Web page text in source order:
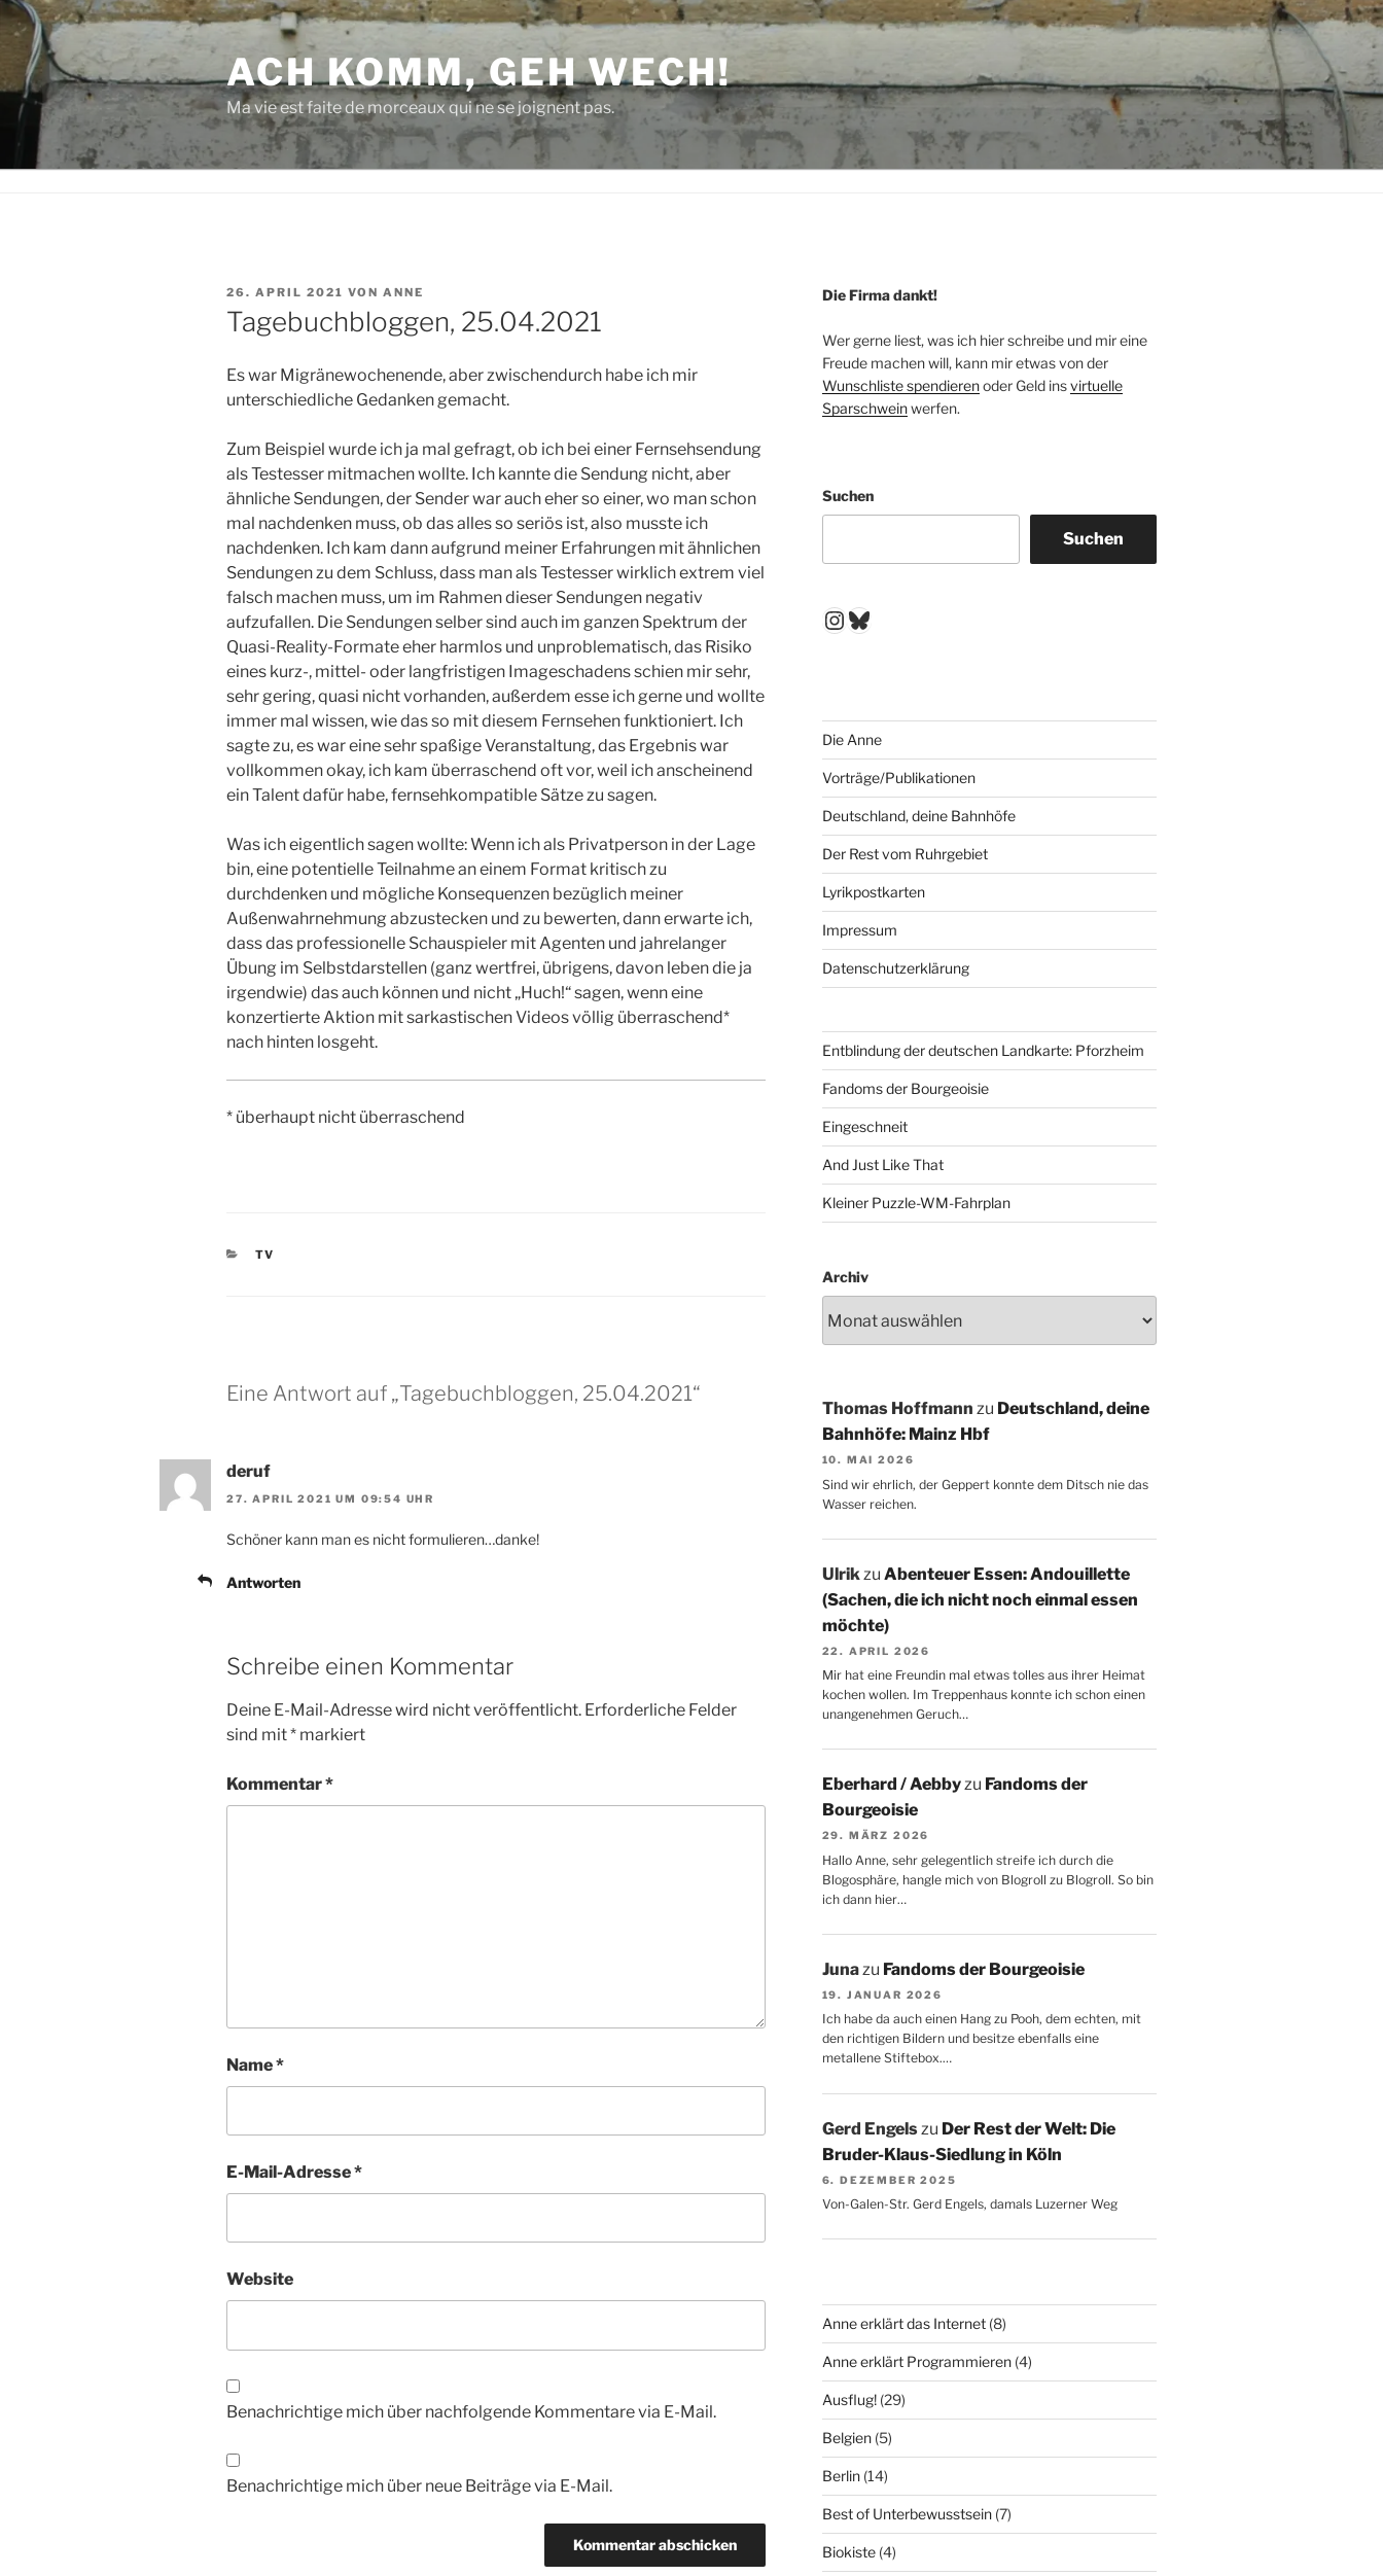
Zum
Inhalt
springen
ACH KOMM, GEH WECH!
Ma vie est faite de morceaux qui ne se joignent pas.
VERÖFFENTLICHT
AM
26. APRIL 2021 VON ANNE
Tagebuchbloggen, 25.04.2021
Es war Migränewochenende, aber zwischendurch habe ich mir
unterschiedliche Gedanken gemacht.
Zum Beispiel wurde ich ja mal gefragt, ob ich bei einer Fernsehsendung
als Testesser mitmachen wollte. Ich kannte die Sendung nicht, aber
ähnliche Sendungen, der Sender war auch eher so einer, wo man schon
mal nachdenken muss, ob das alles so seriös ist, also musste ich
nachdenken. Ich kam dann aufgrund meiner Erfahrungen mit ähnlichen
Sendungen zu dem Schluss, dass man als Testesser wirklich extrem viel
falsch machen muss, um im Rahmen dieser Sendungen negativ
aufzufallen. Die Sendungen selber sind auch im ganzen Spektrum der
Quasi-Reality-Formate eher harmlos und unproblematisch, das Risiko
eines kurz-, mittel- oder langfristigen Imageschadens schien mir sehr,
sehr gering, quasi nicht vorhanden, außerdem esse ich gerne und wollte
immer mal wissen, wie das so mit diesem Fernsehen funktioniert. Ich
sagte zu, es war eine sehr spaßige Veranstaltung, das Ergebnis war
vollkommen okay, ich kam überraschend oft vor, weil ich anscheinend
ein Talent dafür habe, fernsehkompatible Sätze zu sagen.
Was ich eigentlich sagen wollte: Wenn ich als Privatperson in der Lage
bin, eine potentielle Teilnahme an einem Format kritisch zu
durchdenken und mögliche Konsequenzen bezüglich meiner
Außenwahrnehmung abzustecken und zu bewerten, dann erwarte ich,
dass das professionelle Schauspieler mit Agenten und jahrelanger
Übung im Selbstdarstellen (ganz wertfrei, übrigens, davon leben die ja
irgendwie) das auch können und nicht „Huch!“ sagen, wenn eine
konzertierte Aktion mit sarkastischen Videos völlig überraschend*
nach hinten losgeht.
* überhaupt nicht überraschend
KATEGORIEN
TV
Eine Antwort auf „Tagebuchbloggen, 25.04.2021“
deruf
27. APRIL 2021 UM 09:54 UHR
Schöner kann man es nicht formulieren…danke!
Antworten
Schreibe einen Kommentar
Deine E-Mail-Adresse wird nicht veröffentlicht. Erforderliche Felder
sind mit* markiert
Kommentar*
Name*
E-Mail-Adresse*
Website
Benachrichtige mich über nachfolgende Kommentare via E-Mail.
Benachrichtige mich über neue Beiträge via E-Mail.
Die Firma dankt!
Wer gerne liest, was ich hier schreibe und mir eine
Freude machen will, kann mir etwas von der
Wunschliste spendierenoder Geld insvirtuelle
Sparschweinwerfen.
Suchen
Suchen
Instagram
Bluesky
Die Anne
Vorträge/Publikationen
Deutschland, deine Bahnhöfe
Der Rest vom Ruhrgebiet
Lyrikpostkarten
Impressum
Datenschutzerklärung
Entblindung der deutschen Landkarte: Pforzheim
Fandoms der Bourgeoisie
Eingeschneit
And Just Like That
Kleiner Puzzle-WM-Fahrplan
Archiv
Thomas Hoffmann zu Deutschland, deine
Bahnhöfe: Mainz Hbf
10. MAI 2026
Sind wir ehrlich, der Geppert konnte dem Ditsch nie das
Wasser reichen.
Ulrikzu Abenteuer Essen: Andouillette
(Sachen, die ich nicht noch einmal essen
möchte)
22. APRIL 2026
Mir hat eine Freundin mal etwas tolles aus ihrer Heimat
kochen wollen. Im Treppenhaus konnte ich schon einen
unangenehmen Geruch…
Eberhard / Aebbyzu Fandoms der
Bourgeoisie
29. MÄRZ 2026
Hallo Anne, sehr gelegentlich streife ich durch die
Blogosphäre, hangle mich von Blogroll zu Blogroll. So bin
ich dann hier…
Junazu Fandoms der Bourgeoisie
19. JANUAR 2026
Ich habe da auch einen Hang zu Pooh, dem echten, mit
den richtigen Bildern und besitze ebenfalls eine
metallene Stiftebox.…
Gerd Engelszu Der Rest der Welt: Die
Bruder-Klaus-Siedlung in Köln
6. DEZEMBER 2025
Von-Galen-Str. Gerd Engels, damals Luzerner Weg
Anne erklärt das Internet(8)
Anne erklärt Programmieren(4)
Ausflug!(29)
Belgien(5)
Berlin(14)
Best of Unterbewusstsein(7)
Biokiste(4)